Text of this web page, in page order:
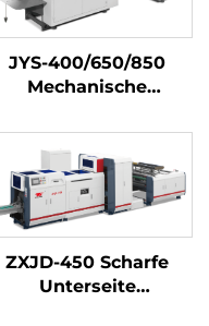
JYS-400/650/850
Mechanische
ZXJD-450 Scharfe
Unterseite